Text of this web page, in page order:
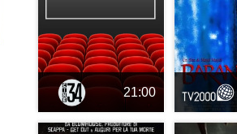
21:00